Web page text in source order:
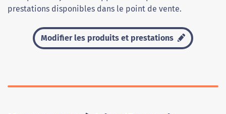
prestations disponibles dans le point de vente.
Modifier les produits et prestations